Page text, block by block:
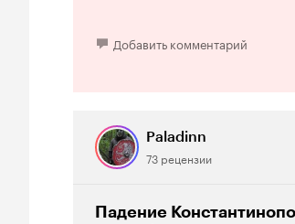
'родимый' блокбастер
'неверных' под
велик!' (дайте актёрам вместо
'Хезболла', и 'Братья-
откровенно враждебно.
Добавить комментарий
Paladinn
73 рецензии
Падение